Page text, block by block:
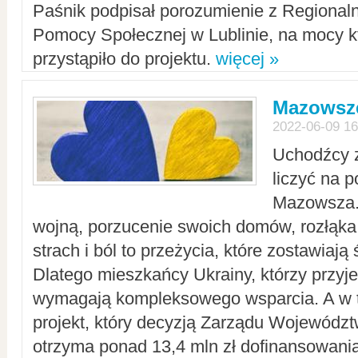
Paśnik podpisał porozumienie z
Pomocy Społecznej w Lublinie, na mocy
przystąpiło do projektu. więcej »
2022-06-09
Uchodźcy
liczyć na
wojną, porzucenie swoich domów,
strach i ból to przeżycia, które zostawiają
Dlatego mieszkańcy Ukrainy, którzy
wymagają kompleksowego wsparcia. A w
projekt, który decyzją Zarządu
otrzyma ponad 13,4 mln zł